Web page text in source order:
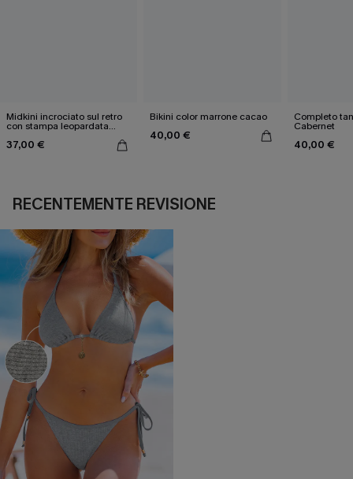
Midkini incrociato sul retro
con stampa leopardata
37,00 €
Bikini color marrone cacao
40,00 €
Completo
Cabernet
40,00 €
RECENTEMENTE REVISIONE